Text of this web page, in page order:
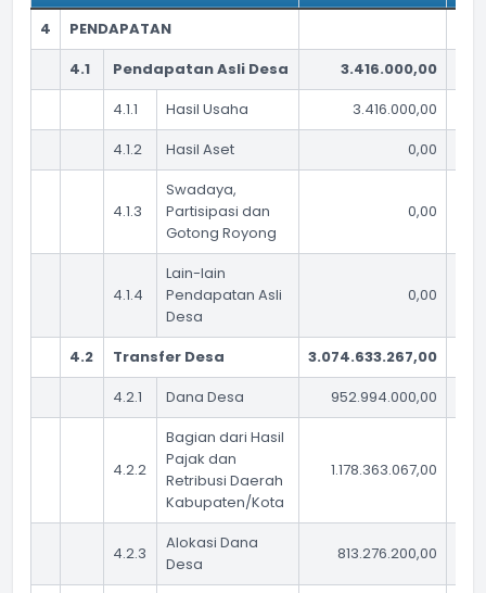
4
PENDAPATAN
4.1
Pendapatan Asli Desa
3.416.000,00
4.1.1
Hasil Usaha
3.416.000,00
4.1.2
Hasil Aset 0,00
4.1.3
Swadaya,
Partisipasi dan
Gotong Royong
0,00
4.1.4
Lain-lain
Pendapatan Asli
Desa
0,00
4.2 Transfer Desa 3.074.633.267,00
4.2.1
Dana Desa 952.994.000,00
4.2.2
Bagian dari Hasil
Pajak dan
Retribusi Daerah
Kabupaten/Kota
1.178.363.067,00
4.2.3
Alokasi Dana
Desa
813.276.200,00